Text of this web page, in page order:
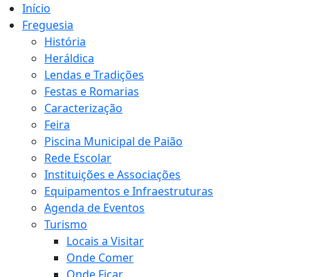
Início
Freguesia
História
Heráldica
Lendas e Tradições
Festas e Romarias
Caracterização
Feira
Piscina Municipal de Paião
Rede Escolar
Instituições e Associações
Equipamentos e Infraestruturas
Agenda de Eventos
Turismo
Locais a Visitar
Onde Comer